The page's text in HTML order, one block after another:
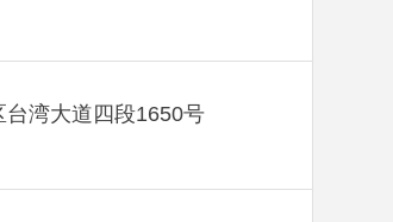
湾大道四段1650号